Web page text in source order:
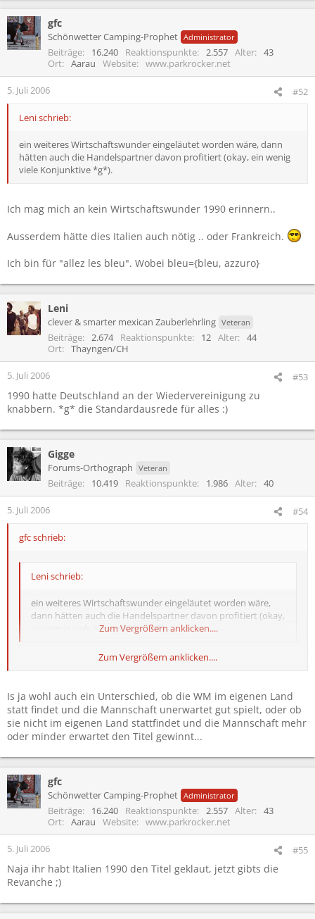
gfc
Schönwetter Camping-Prophet Administrator
Beiträge 16.240 Reaktionspunkte 2.557 Alter
43
Ort
Aarau Website www.parkrocker.net
5. Juli 2006 #52
Leni schrieb:
ein weiteres Wirtschaftswunder eingeläutet worden wäre, dann
hätten auch die Handelspartner davon profitiert (okay, ein wenig
viele Konjunktive *g*).
Ich mag mich an kein Wirtschaftswunder 1990 erinnern..
Ausserdem hätte dies Italien auch nötig .. oder Frankreich.
Ich bin für "allez les bleu". Wobei bleu={bleu, azzuro}
Leni
clever & smarter mexican Zauberlehrling Veteran
Beiträge 2.674 Reaktionspunkte 12 Alter
44
Ort
Thayngen/CH
5. Juli 2006 #53
1990 hatte Deutschland an der Wiedervereinigung zu
knabbern. *g* die Standardausrede für alles :)
Gigge
Forums-Orthograph Veteran
Beiträge 10.419 Reaktionspunkte 1.986 Alter 40
5. Juli 2006 #54
gfc schrieb:
Leni schrieb:
ein weiteres Wirtschaftswunder eingeläutet worden wäre,
dann hätten auch die Handelspartner davon profitiert (okay,
ein wenig viele Konjunktive *g*).
Zum Vergrößern anklicken....
Ich mag mich an kein Wirtschaftswunder 1990 erinnern..
Ausserdem hätte dies Italien auch nötig .. oder Frankreich.
Ich bin für "allez les bleu". Wobei bleu={bleu, azzuro}
Zum Vergrößern anklicken....
Is ja wohl auch ein Unterschied, ob die WM im eigenen Land
statt findet und die Mannschaft unerwartet gut spielt, oder ob
sie nicht im eigenen Land stattfindet und die Mannschaft mehr
oder minder erwartet den Titel gewinnt...
gfc
Schönwetter Camping-Prophet Administrator
Beiträge 16.240 Reaktionspunkte 2.557 Alter
43
Ort
Aarau Website www.parkrocker.net
5. Juli 2006 #55
Naja ihr habt Italien 1990 den Titel geklaut, jetzt gibts die
Revanche ;)